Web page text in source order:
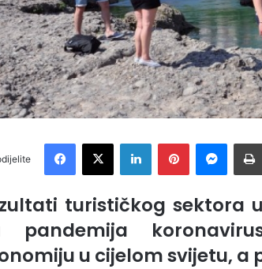
turističkog sektora
pandemija
u cijelom svijetu, a